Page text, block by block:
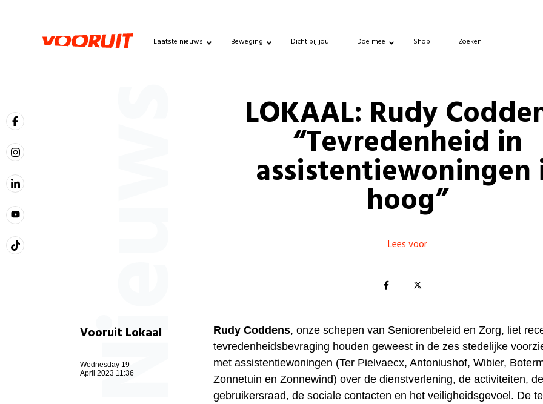
Laatste nieuws Beweging Dicht bij jou Doe mee Shop Zoeken
Nieuws LOKAAL: Rudy
“Tevredenheid in
assistentiewoningen
hoog”
Lees voor
Vooruit Lokaal
Wednesday 19
April 2023 11:36
Rudy Coddens, onze schepen van Seniorenbeleid en Zorg, liet
tevredenheidsbevraging houden geweest in de zes stedelijke
met assistentiewoningen (Ter Pielvaecx, Antoniushof, Wibier,
Zonnetuin en Zonnewind) over de dienstverlening, de activiteiten, de
gebruikersraad, de sociale contacten en het veiligheidsgevoel. De